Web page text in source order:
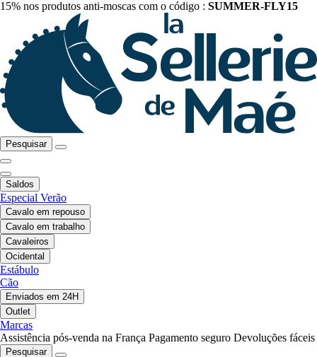
15% nos produtos anti-moscas com o código : SUMMER-FLY15
Pesquisar
Saldos
Especial Verão
Cavalo em repouso
Cavalo em trabalho
Cavaleiros
Ocidental
Estábulo
Cão
Enviados em 24H
Outlet
Marcas
Assistência pós-venda na França Pagamento seguro Devoluções fáceis
Pesquisar